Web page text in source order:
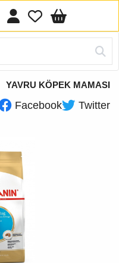
YAVRU KÖPEK MAMASI
Facebook Twitter